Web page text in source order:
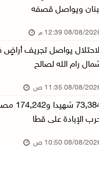
قوات الاحتلال تجري
تقرير: خطاب الكراهية
الاحتلال ينصب حاجزا
ويواصل قصفه
08/2026 12:39 م
يواصل تجريف
رام الله لصالح
08/2026 11:35 ص
73,384
الإبادة على قطا
08/2026 10:50 ص